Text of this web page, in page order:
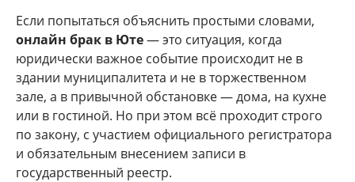
Если попытаться объяснить простыми словами,
онлайн брак в Юте— это ситуация, когда
юридически важное событие происходит не в
здании муниципалитета и не в торжественном
зале, а в привычной обстановке — дома, на кухне
или в гостиной. Но при этом всё проходит строго
по закону, с участием официального регистратора
и обязательным внесением записи в
государственный реестр.